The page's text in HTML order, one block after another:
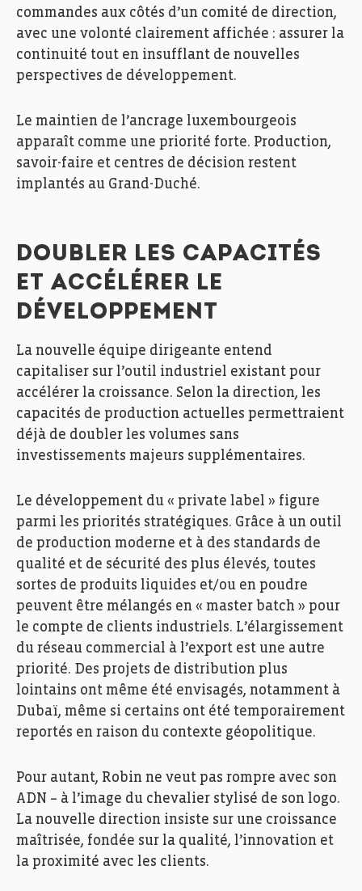
Fedil, Echo des Entreprises, Zoom, Peintures Robin,
Photo: Ann Sophie Lindström
Fedil, Echo des Entreprises, Zoom, Peintures Robin,
Photo: Ann Sophie Lindström
commandes aux côtés d’un comité de direction,
avec une volonté clairement affichée : assurer la
continuité tout en insufflant de nouvelles
perspectives de développement.
Le maintien de l’ancrage luxembourgeois
apparaît comme une priorité forte. Production,
savoir-faire et centres de décision restent
implantés au Grand-Duché.
DOUBLER LES CAPACITÉS
ET ACCÉLÉRER LE
DÉVELOPPEMENT
La nouvelle équipe dirigeante entend
capitaliser sur l’outil industriel existant pour
accélérer la croissance. Selon la direction, les
capacités de production actuelles permettraient
déjà de doubler les volumes sans
investissements majeurs supplémentaires.
Le développement du « private label » figure
parmi les priorités stratégiques. Grâce à un outil
de production moderne et à des standards de
qualité et de sécurité des plus élevés, toutes
sortes de produits liquides et/ou en poudre
peuvent être mélangés en « master batch » pour
le compte de clients industriels. L’élargissement
du réseau commercial à l’export est une autre
priorité. Des projets de distribution plus
lointains ont même été envisagés, notamment à
Dubaï, même si certains ont été temporairement
reportés en raison du contexte géopolitique.
Pour autant, Robin ne veut pas rompre avec son
ADN – à l’image du chevalier stylisé de son logo.
La nouvelle direction insiste sur une croissance
maîtrisée, fondée sur la qualité, l’innovation et
la proximité avec les clients.